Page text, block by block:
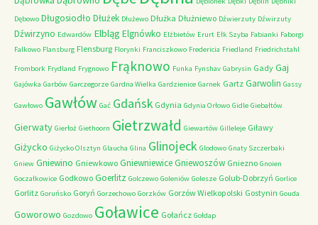
Dębowo Długosiodło Dłużek Dłużewo Dłużka Dłużniewo Dźwierzuty Dźwirzuty
Dźwirzyno Edwardów Elbląg Elgnówko Elżbietów Erurt Ełk Szyba Fabianki Faborgi
Falkowo Flansburg Flensburg Florynki Franciszkowo Fredericia Friedland Friedrichstahl
Frombork Frydland Frygnowo Frąknowo Funka Fynshav Gabrysin Gady Gaj
Gajówka Garbów Garczegorze Gardna Wielka Gardzienice Garnek Gartz Garwolin Gassy
Gawłowo Gawłów Gać Gdańsk Gdynia Gdynia Orłowo Gidle Giebałtów
Gierwaty Gierłoż Giethoorn Gietrzwałd Giewartów Gilleleje Giławy
Giżycko Giżycko Olsztyn Glaucha Glina Glinojeck Glodowo Gnaty Szczerbaki
Gniew Gniewino Gniewkowo GniewniewiceGniewoszów Gniezno Gnoien
Goczałkowice Godkowo Goerlitz Golczewo Goleniów Golesze Golub-Dobrzyń Gorlice
Gorlitz Goruńsko Goryń Gorzechowo Gorzków Gorzów Wielkopolski Gostynin Gouda
Goworowo Gozdowo Goławice Gołańcz Gołdap